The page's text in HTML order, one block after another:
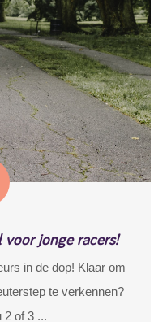
voor jonge racers!
in de dop! Klaar om
te verkennen?
2 of 3 ...